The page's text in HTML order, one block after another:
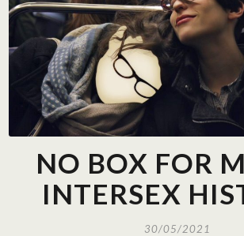
NO BOX FOR
INTERSEX
30/05/2021